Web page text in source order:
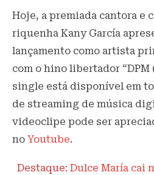
Hoje, a premiada cantora e
riquenha Kany García
lançamento como artista
com o hino libertador “DPM
single está disponível em
de streaming de música
videoclipe pode ser
no Youtube.
Destaque: Dulce María cai